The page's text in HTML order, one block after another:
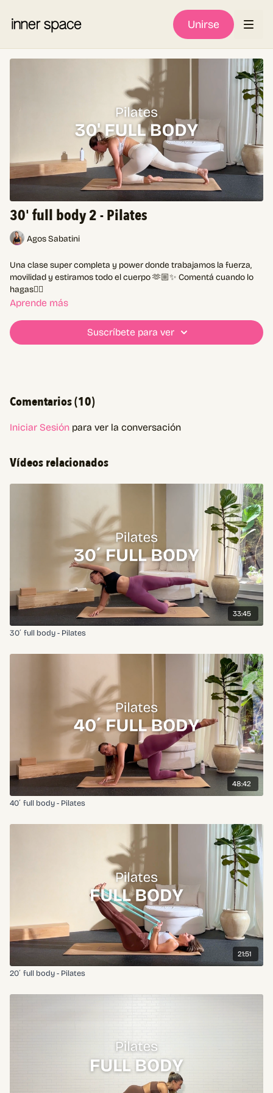
Unirse
30' full body 2 - Pilates
Agos Sabatini
Una clase super completa y power donde trabajamos la fuerza,
movilidad y estiramos todo el cuerpo 🫶🏼✨ Comentá cuando lo
hagas👇🏼
Aprende más
Suscríbete para ver
Comentarios (10)
Iniciar Sesión para ver la conversación
Vídeos relacionados
33:45
30´ full body - Pilates
48:42
40´ full body - Pilates
21:51
20´ full body - Pilates